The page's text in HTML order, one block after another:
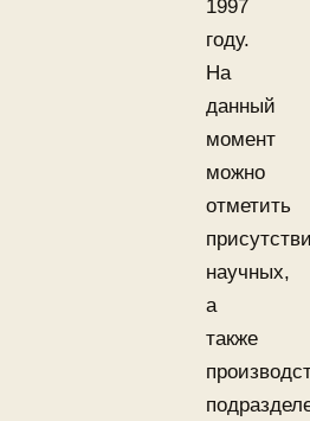
1997
году.
На
данный
момент
можно
отметить
научных,
а
также